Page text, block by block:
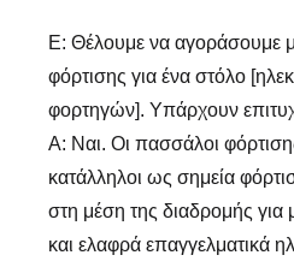
Ε: Θέλουμε να αγοράσουμε
φόρτισης για ένα στόλο
φορτηγών]. Υπάρχουν
Α: Ναι. Οι πασσάλοι
κατάλληλοι ως σημεία
στη μέση της διαδρομής για
και ελαφρά επαγγελματικά